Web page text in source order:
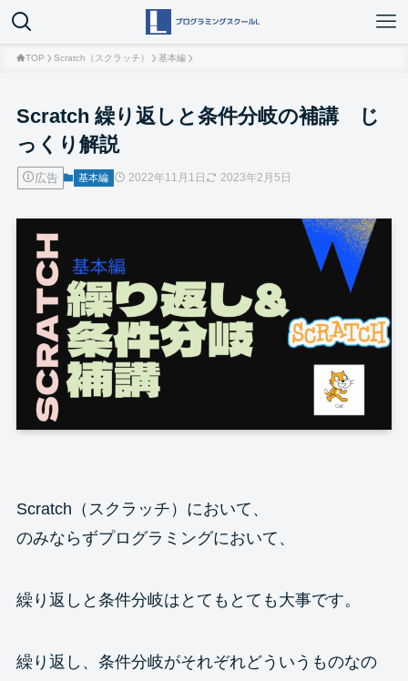
TOP Scratch（スクラッチ） 基本編
Scratch 繰り返しと条件分岐の補講 じ
っくり解説
広告 基本編 2022年11月1日 2023年2月5日
Scratch（スクラッチ）において、
のみならずプログラミングにおいて、
繰り返しと条件分岐はとてもとても大事です。
繰り返し、条件分岐がそれぞれどういうものなの